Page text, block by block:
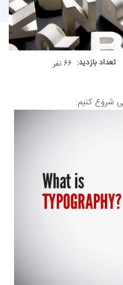
تعداد بازدید: ۶۶ نفر
شروع کنیم: